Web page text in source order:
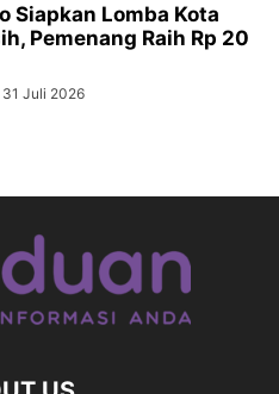
Siapkan Lomba Kota
Pemenang Raih Rp 20
31 Juli 2026